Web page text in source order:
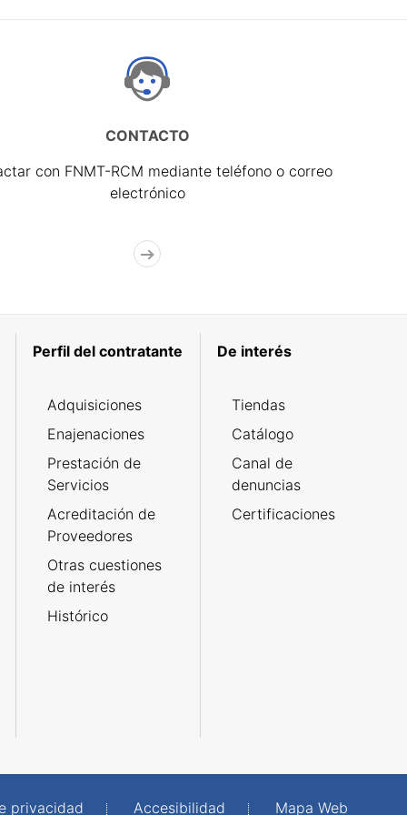
CONTACTO
con FNMT-RCM mediante teléfono o correo
electrónico
Perfil del contratante
Adquisiciones
Enajenaciones
Prestación de
Servicios
Acreditación de
Proveedores
Otras cuestiones
de interés
Histórico
De interés
Tiendas
Catálogo
Canal de
denuncias
Certificaciones
privacidad Accesibilidad Mapa Web